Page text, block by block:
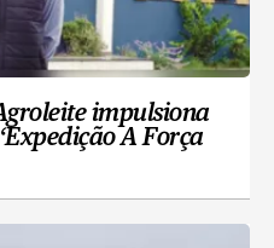
impulsiona
A Força